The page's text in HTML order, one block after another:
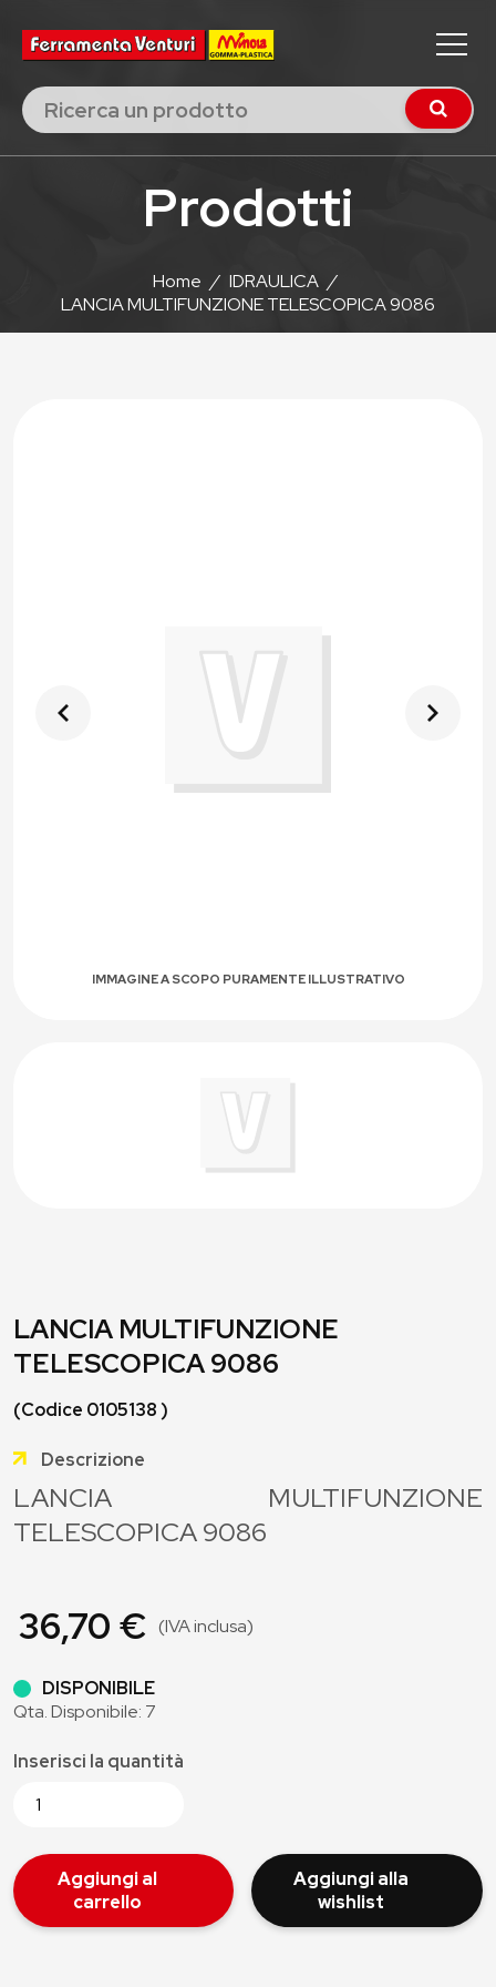
Prodotti
Home / IDRAULICA /
LANCIA MULTIFUNZIONE TELESCOPICA 9086
IMMAGINE A SCOPO PURAMENTE ILLUSTRATIVO
LANCIA MULTIFUNZIONE
TELESCOPICA 9086
(Codice 0105138 )
Descrizione
LANCIA MULTIFUNZIONE
TELESCOPICA 9086
36,70 € (IVA inclusa)
DISPONIBILE
Qta. Disponibile: 7
Inserisci la quantità
Aggiungi al
carrello
Aggiungi alla
wishlist